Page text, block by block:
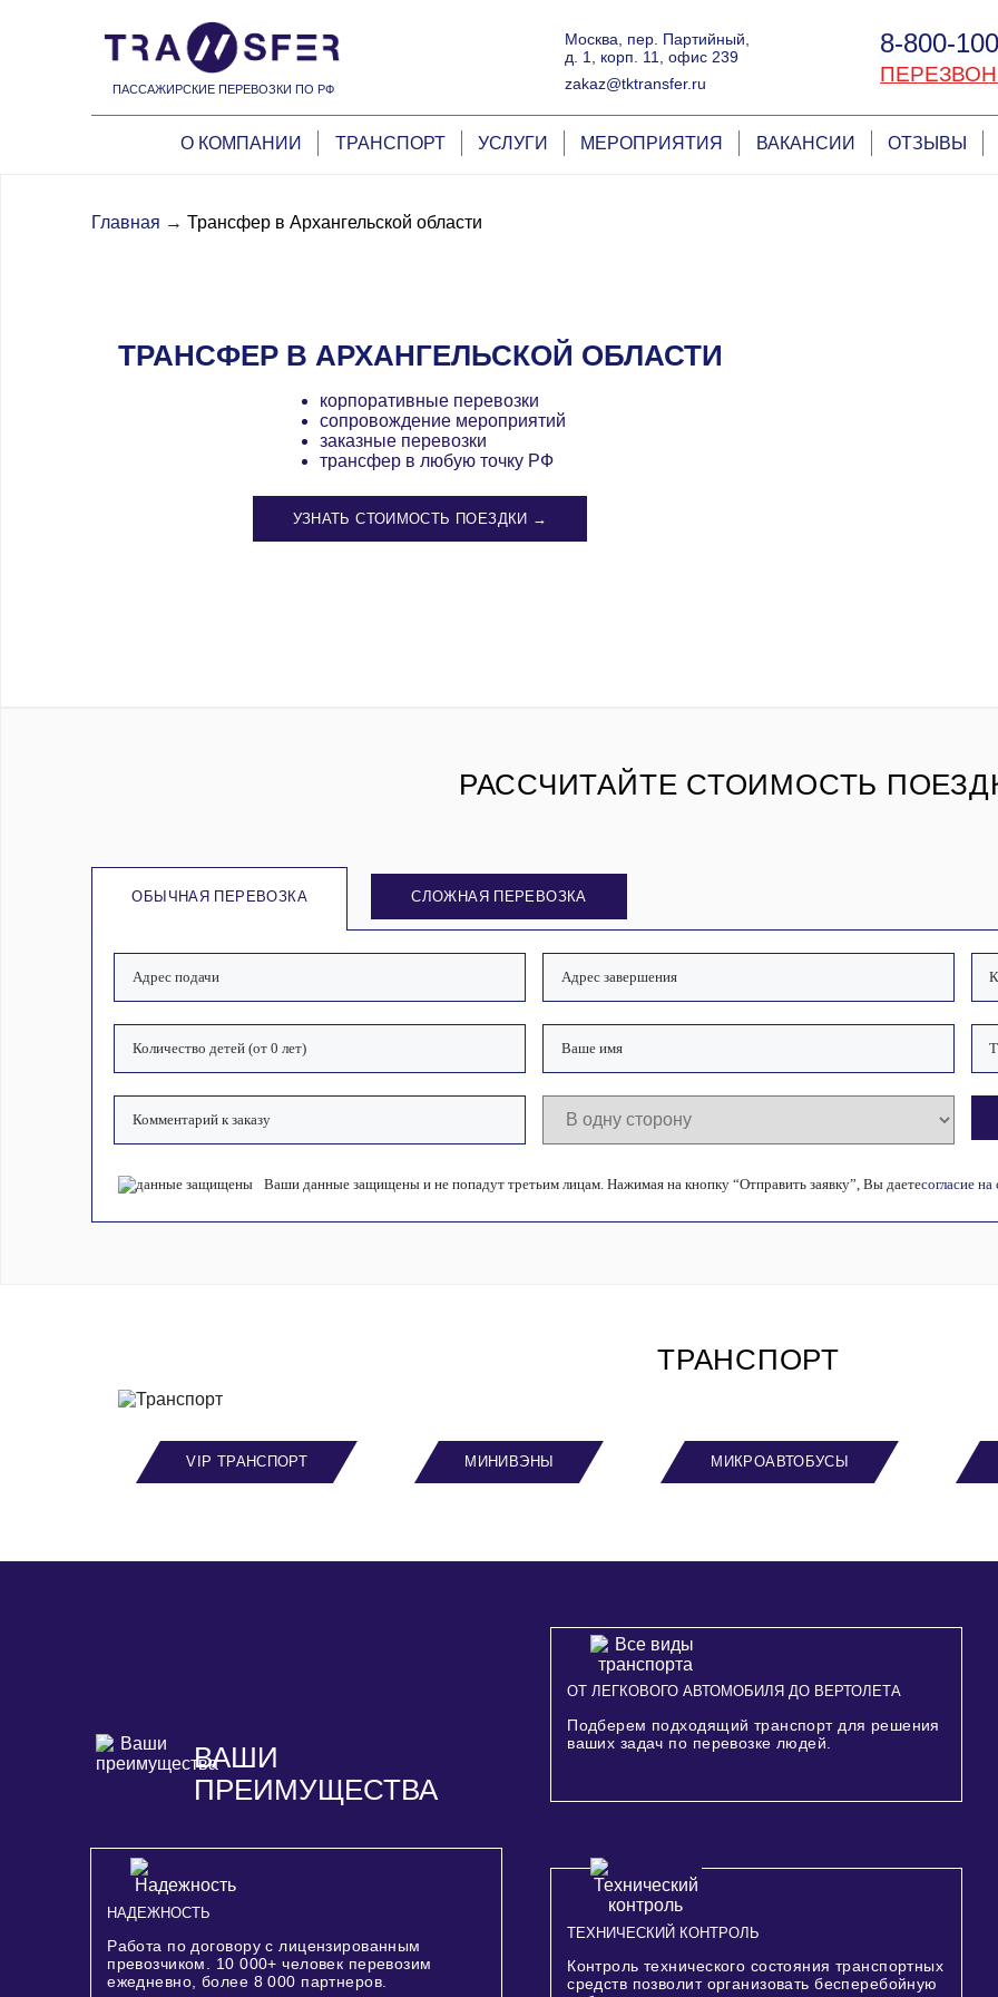
ПАССАЖИРСКИЕ ПЕРЕВОЗКИ ПО РФ
8-800-
Москва, пер. Партийный,
д. 1, корп. 11, офис 239
zakaz@tktransfer.ru
О КОМПАНИИ ТРАНСПОРТ УСЛУГИ МЕРОПРИЯТИЯ ВАКАНСИИ ОТЗЫВЫ
Главная → Трансфер в Архангельской области
ТРАНСФЕР В АРХАНГЕЛЬСКОЙ ОБЛАСТИ
корпоративные перевозки
сопровождение мероприятий
заказные перевозки
трансфер в любую точку РФ
УЗНАТЬ СТОИМОСТЬ ПОЕЗДКИ →
РАССЧИТАЙТЕ СТОИМОСТЬ
ОБЫЧНАЯ ПЕРЕВОЗКА СЛОЖНАЯ ПЕРЕВОЗКА
Ваши данные защищены и не попадут третьим лицам. Нажимая на кнопку “Отправить заявку”, Вы даетесогласие
ТРАНСПОРТ
VIP ТРАНСПОРТ МИНИВЭНЫ МИКРОАВТОБУСЫ
ВАШИ
ПРЕИМУЩЕСТВА
ОТ ЛЕГКОВОГО АВТОМОБИЛЯ ДО ВЕРТОЛЕТА
Подберем подходящий транспорт для решения
ваших задач по перевозке людей.
НАДЕЖНОСТЬ
Работа по договору с лицензированным
превозчиком. 10 000+ человек перевозим
ежедневно, более 8 000 партнеров.
ТЕХНИЧЕСКИЙ КОНТРОЛЬ
Контроль технического состояния транспортных
средств позволит организовать бесперебойную